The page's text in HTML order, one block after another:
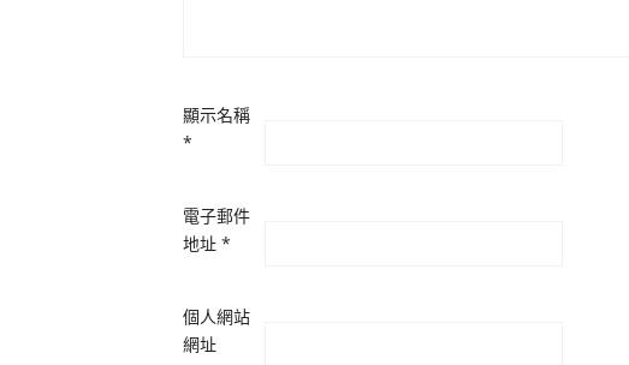
顯示名稱
*
電子郵件
地址 *
個人網站
網址